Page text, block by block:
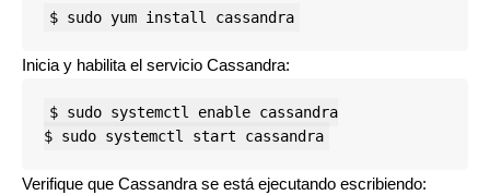
$ sudo yum install cassandra
Inicia y habilita el servicio Cassandra:
$ sudo systemctl start cassandra
Verifique que Cassandra se está ejecutando escribiendo: